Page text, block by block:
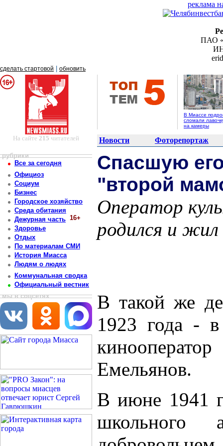
реклама
ПАО
сделать стартовой обновить
В Миассе
сломали
на камеры
На сайте 215 читателей Новости Фоторепортаж
рубрики
Все за сегодня
Официоз
Социум
Бизнес
Городское хозяйство
Среда обитания
Дежурная часть 16+
Здоровье
Отдых
По материалам СМИ
История Миасса
Людям о людях
Коммунальная сводка
Официальный вестник
мы в соцсетях
Спасшую
"второй
Оператор
родился и
В такой же
1923 года -
Емельянов.
В июне 1941
школьного